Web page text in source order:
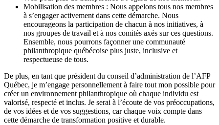
Mobilisation des membres : Nous appelons tous nos membres
à s’engager activement dans cette démarche. Nous
encourageons la participation de chacun à nos initiatives, à
nos groupes de travail et à nos comités axés sur ces questions.
Ensemble, nous pourrons façonner une communauté
philanthropique québécoise plus juste, inclusive et
respectueuse de tous.
De plus, en tant que président du conseil d’administration de l’AFP
Québec, je m’engage personnellement à faire tout mon possible pour
créer un environnement philanthropique où chaque individu est
valorisé, respecté et inclus. Je serai à l’écoute de vos préoccupations,
de vos idées et de vos suggestions, car chaque voix compte dans
cette démarche de transformation positive et durable.